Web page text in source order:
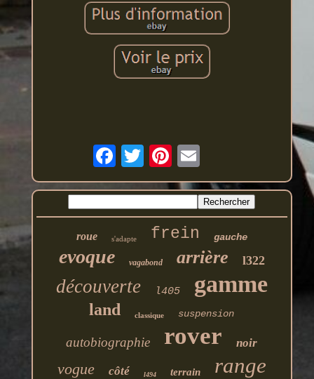
roue s'adapte frein gauche
evoque vagabond arrière l322
découverte l405 gamme
land classique suspension
autobiographie rover noir
vogue côté l494 terrain range